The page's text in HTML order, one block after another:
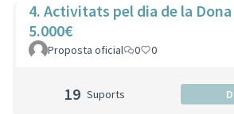
4. Activitats pel dia de la Dona
5.000€
Proposta oficial 0 0
19 Suports